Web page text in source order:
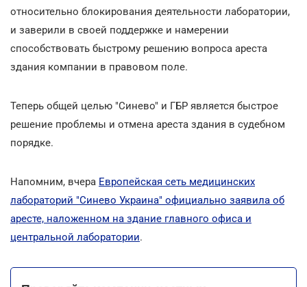
относительно блокирования деятельности лаборатории,
и заверили в своей поддержке и намерении
способствовать быстрому решению вопроса ареста
здания компании в правовом поле.
Теперь общей целью "Синево" и ГБР является быстрое
решение проблемы и отмена ареста здания в судебном
порядке.
Напомним, вчера Европейская сеть медицинских
лабораторий "Синево Украина" официально заявила об
аресте, наложенном на здание главного офиса и
центральной лаборатории.